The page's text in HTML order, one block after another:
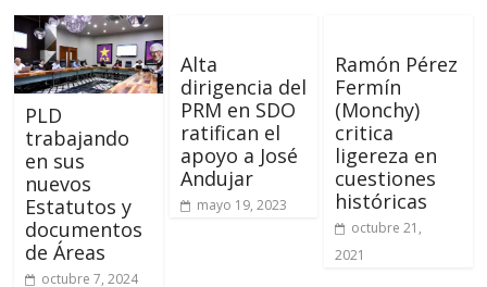
PLD
trabajando
en sus
nuevos
Estatutos y
documentos
de Áreas
octubre 7, 2024
Alta
dirigencia del
PRM en SDO
ratifican el
apoyo a José
Andujar
mayo 19, 2023
Ramón Pérez
Fermín
(Monchy)
critica
ligereza en
cuestiones
históricas
octubre 21,
2021